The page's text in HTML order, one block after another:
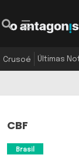
Crusoé Últimas
CBF
Brasil